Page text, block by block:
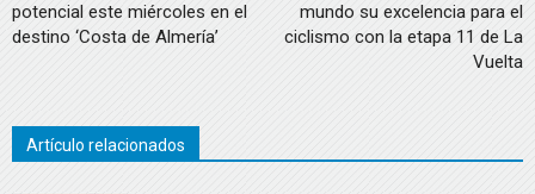
potencial este miércoles en el
destino ‘Costa de Almería’
mundo su excelencia para el
ciclismo con la etapa 11 de La
Vuelta
Artículo relacionados